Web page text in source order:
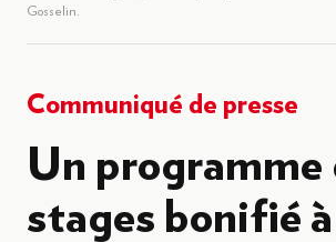
Gosselin.
Communiqué de presse
Un programme
stages bonifié à